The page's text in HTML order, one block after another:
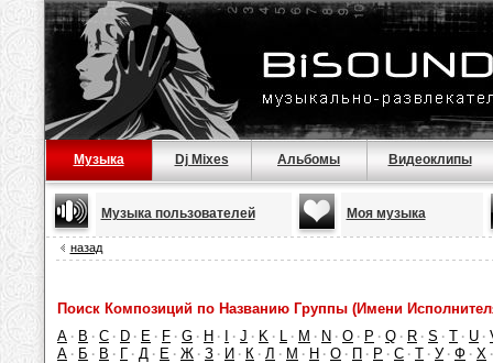
Музыка Dj Mixes Альбомы Видеоклипы
Музыка пользователей Моя музыка
назад
Поиск Композиций по Названию Группы (Имени
A · B · C · D · E · F · G · H · · J · K · L · M · N · O · P · Q · R · S · T · U ·
А · Б · В · Г · Д · Е · Ж · З · И · К · Л · М · Н · О · П · Р · С · Т · У · Ф · Х